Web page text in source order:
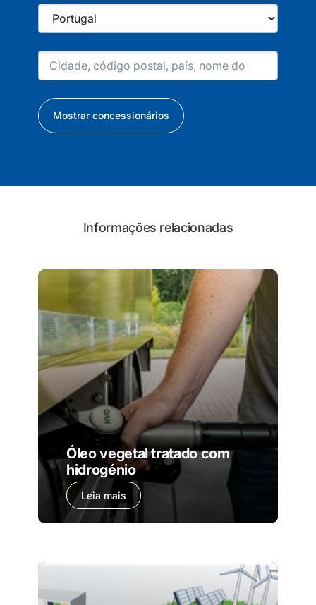
Mostrar concessionários
Informações relacionadas
Óleo vegetal tratado com
hidrogénio
Leia mais